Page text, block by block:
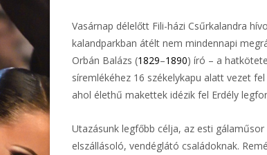
Vasárnap délelőtt Fili-házi Csűrkalandra
kalandparkban átélt nem mindennapi
Orbán Balázs (1829–1890) író – a
síremlékéhez 16 székelykapu alatt vezet
ahol élethű makettek idézik fel Erdély
Utazásunk legfőbb célja, az esti
elszállásoló, vendéglátó családoknak.